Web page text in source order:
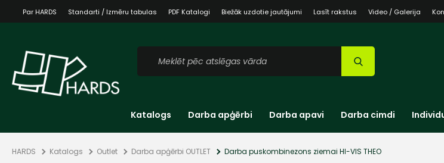
Par HARDS Standarti / Izmēru tabulas PDF Katalogi Biežāk uzdotie jautājumi Lasīt rakstus Video / Galerija
Katalogs Darba apģērbi Darba apavi Darba cimdi
HARDS Katalogs Outlet Darba apģērbi OUTLET Darba puskombinezons ziemai HI-VIS THEO